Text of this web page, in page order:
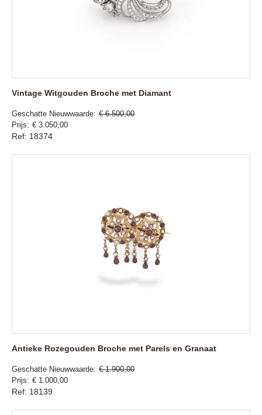
Vintage Witgouden Broche met Diamant
Geschatte Nieuwwaarde € 6.500,00
Prijs
€ 3.050,00
Ref: 18374
Antieke Rozegouden Broche met Parels en Granaat
Geschatte Nieuwwaarde € 1.900,00
Prijs
€ 1.000,00
Ref: 18139